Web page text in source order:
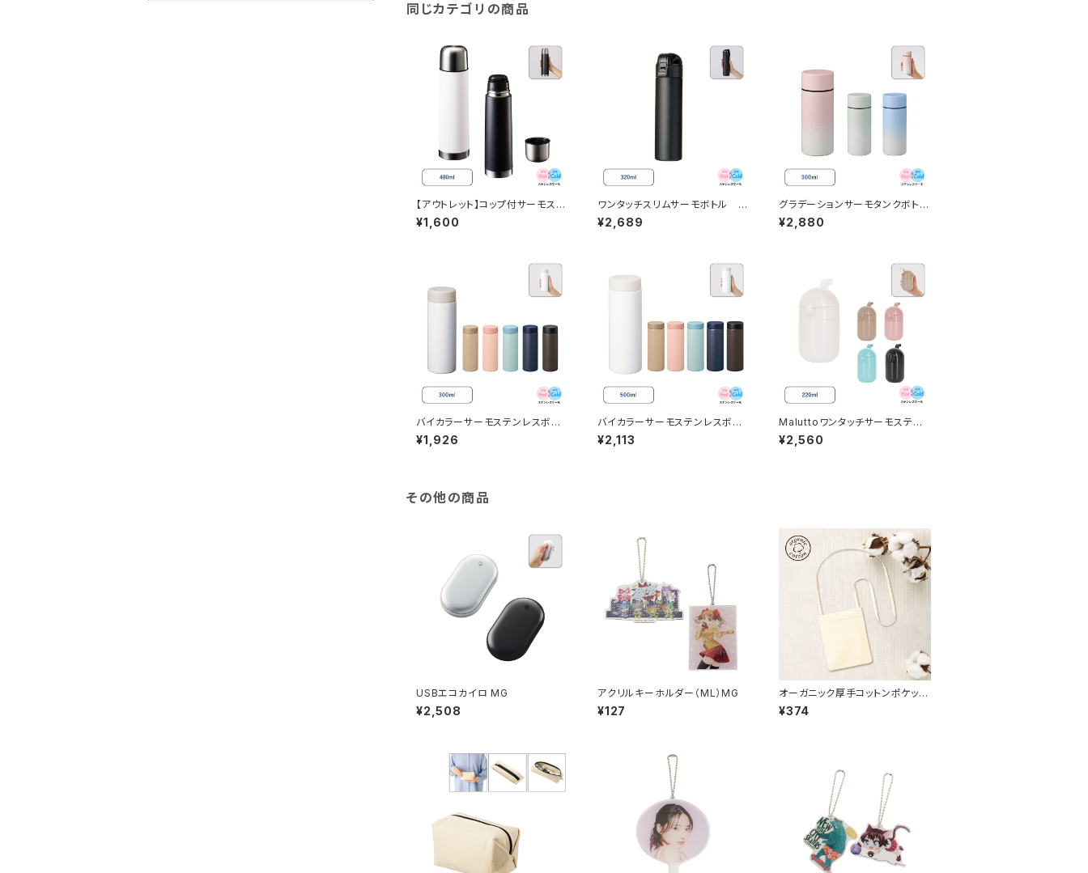
同じカテゴリの商品
【アウトレット】コップ付サーモステ
ンレスボトル 480ml MG
¥1,600
ワンタッチスリムサーモボトル 3
20ml ブラック MG
¥2,689
グラデーションサーモタンクボトル
MG 300ml
¥2,880
バイカラーサーモステンレスボト
ル MG 300ml
¥1,926
バイカラーサーモステンレスボト
ル MG 500ml
¥2,113
Maluttoワンタッチサーモステン
¥2,560
その他の商品
USBエコカイロ MG
¥2,508
アクリルキーホルダー（ML）MG
¥127
オーガニック厚手コットンポケット
サコッシュ MG ナチュラル
¥374